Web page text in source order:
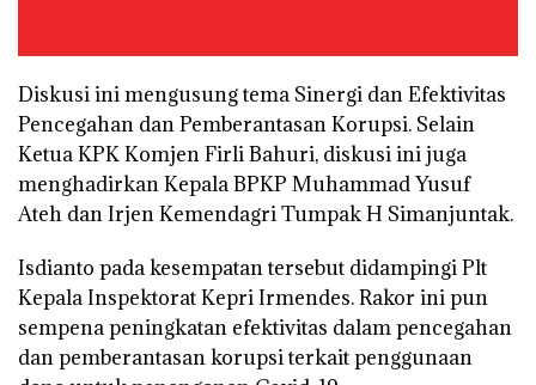
Diskusi ini mengusung tema Sinergi dan Efektivitas
Pencegahan dan Pemberantasan Korupsi. Selain
Ketua KPK Komjen Firli Bahuri, diskusi ini juga
menghadirkan Kepala BPKP Muhammad Yusuf
Ateh dan Irjen Kemendagri Tumpak H Simanjuntak.
Isdianto pada kesempatan tersebut didampingi Plt
Kepala Inspektorat Kepri Irmendes. Rakor ini pun
sempena peningkatan efektivitas dalam pencegahan
dan pemberantasan korupsi terkait penggunaan